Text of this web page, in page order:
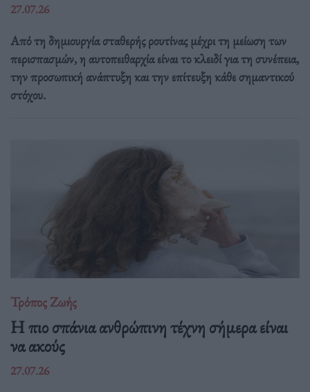
27.07.26
Από τη δημιουργία σταθερής ρουτίνας μέχρι τη μείωση των
περισπασμών, η αυτοπειθαρχία είναι το κλειδί για τη συνέπεια,
την προσωπική ανάπτυξη και την επίτευξη κάθε σημαντικού
στόχου.
Τρόπος Ζωής
Η πιο σπάνια ανθρώπινη τέχνη σήμερα είναι
να ακούς
27.07.26